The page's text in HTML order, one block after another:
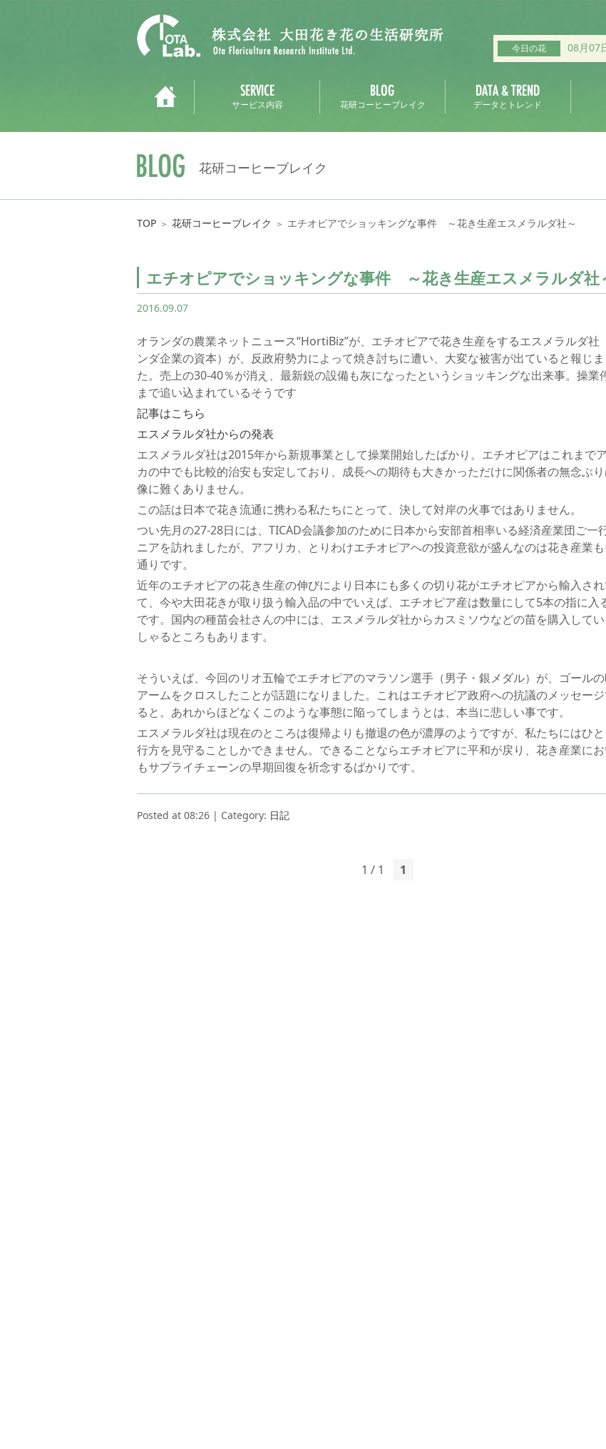
今日の花 08月07
サービス内容 花研コーヒーブレイク データとトレンド
花研コーヒーブレイク
TOP ＞ 花研コーヒーブレイク ＞ エチオピアでショッキングな事件 ～花き生産エスメラルダ社～
エチオピアでショッキングな事件 ～花き生産エスメラルダ社
2016.09.07
オランダの農業ネットニュース“HortiBiz”が、エチオピアで花き生産をするエスメラルダ社
ンダ企業の資本）が、反政府勢力によって焼き討ちに遭い、大変な被害が出ていると報じま
た。売上の30-40％が消え、最新鋭の設備も灰になったというショッキングな出来事。操業
まで追い込まれているそうです
記事はこちら
エスメラルダ社からの発表
エスメラルダ社は2015年から新規事業として操業開始したばかり。エチオピアはこれまで
カの中でも比較的治安も安定しており、成長への期待も大きかっただけに関係者の無念ぶ
像に難くありません。
この話は日本で花き流通に携わる私たちにとって、決して対岸の火事ではありません。
つい先月の27-28日には、TICAD会議参加のために日本から安部首相率いる経済産業団ご一
ニアを訪れましたが、アフリカ、とりわけエチオピアへの投資意欲が盛んなのは花き産業
通りです。
近年のエチオピアの花き生産の伸びにより日本にも多くの切り花がエチオピアから輸入さ
て、今や大田花きが取り扱う輸入品の中でいえば、エチオピア産は数量にして5本の指に入
です。国内の種苗会社さんの中には、エスメラルダ社からカスミソウなどの苗を購入して
しゃるところもあります。
そういえば、今回のリオ五輪でエチオピアのマラソン選手（男子・銀メダル）が、ゴール
アームをクロスしたことが話題になりました。これはエチオピア政府への抗議のメッセー
ると。あれからほどなくこのような事態に陥ってしまうとは、本当に悲しい事です。
エスメラルダ社は現在のところは復帰よりも撤退の色が濃厚のようですが、私たちにはひ
行方を見守ることしかできません。できることならエチオピアに平和が戻り、花き産業に
もサプライチェーンの早期回復を祈念するばかりです。
Posted at 08:26 | Category: 日記
1 / 1 1